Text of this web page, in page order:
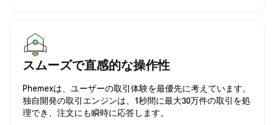
スムーズで直感的な操作性
Phemexは、ユーザーの取引体験を最優先に考えています。
独自開発の取引エンジンは、1秒間に最大30万件の取引を処
理でき、注文にも瞬時に応答します。